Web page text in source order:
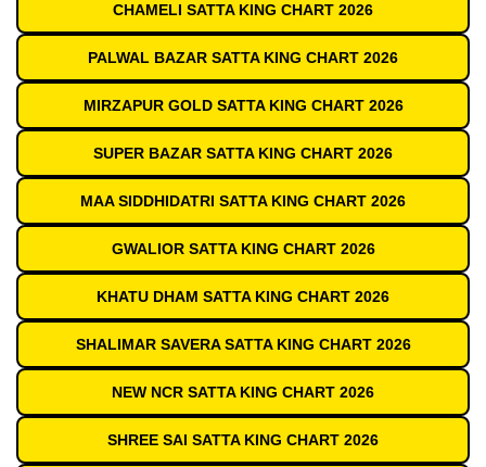
CHAMELI SATTA KING CHART 2026
PALWAL BAZAR SATTA KING CHART 2026
MIRZAPUR GOLD SATTA KING CHART 2026
SUPER BAZAR SATTA KING CHART 2026
MAA SIDDHIDATRI SATTA KING CHART 2026
GWALIOR SATTA KING CHART 2026
KHATU DHAM SATTA KING CHART 2026
SHALIMAR SAVERA SATTA KING CHART 2026
NEW NCR SATTA KING CHART 2026
SHREE SAI SATTA KING CHART 2026